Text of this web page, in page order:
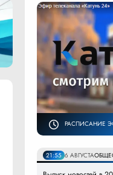
РАСПИСАНИЕ
21:55 6 АВГУСТА